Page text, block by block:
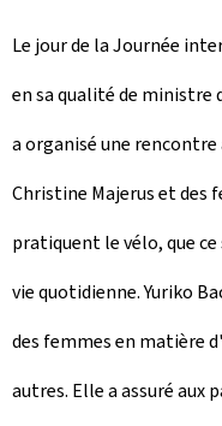
Le jour de la Journée
en sa qualité de ministre
a organisé une
Christine Majerus et des
pratiquent le vélo, que
vie quotidienne. Yuriko
des femmes en matière
autres. Elle a assuré